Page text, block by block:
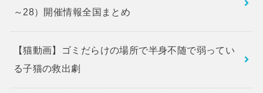
～28）開催情報全国まとめ
【猫動画】ゴミだらけの場所で半身不随で弱ってい
る子猫の救出劇